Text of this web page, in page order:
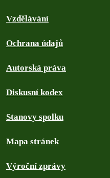
Vzdělávání
Ochrana údajů
Autorská práva
Diskusní kodex
Stanovy spolku
Mapa stránek
Výroční zprávy